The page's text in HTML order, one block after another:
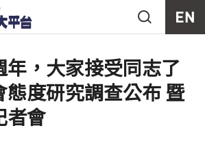
首頁
Jump to Main content
年，大家接受同志了
態度研究調查公布 暨
者會